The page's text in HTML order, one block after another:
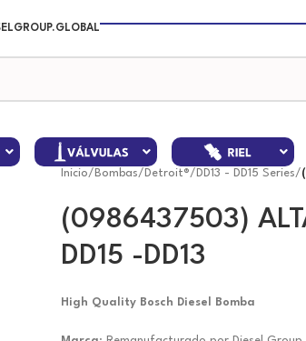
Inicio/ Bombas/ Detroit®/ DD13 - DD15 Series/
(0986437503)
DD15 -DD13
High Quality Bosch Diesel Bomba